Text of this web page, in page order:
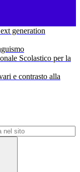
generation
Scolastico per la
e contrasto alla